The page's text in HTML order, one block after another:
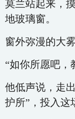
莫兰站起来，
地玻璃窗。
窗外弥漫的大
“如你所愿吧，
他低声说，走
护所”，投入这